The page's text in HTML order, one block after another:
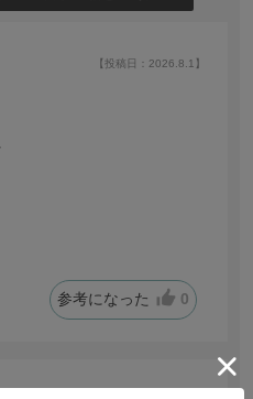
【投稿日：2026.8.1】
参考になった 0